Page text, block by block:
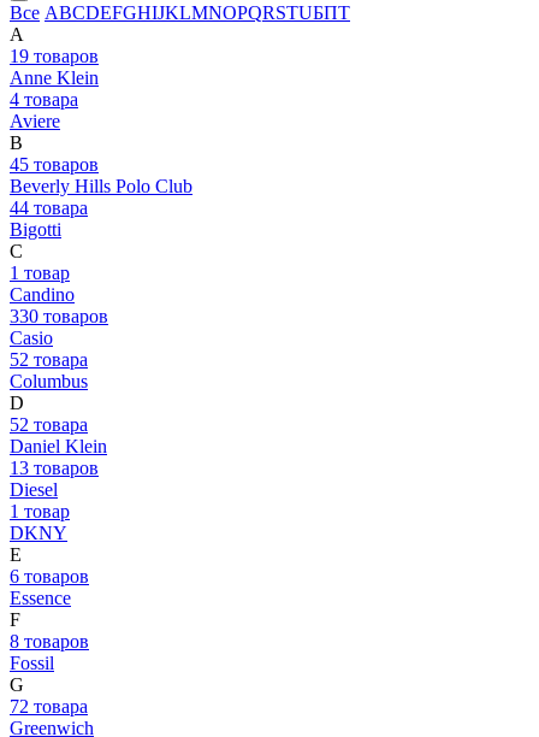
Все ABCDEFGHIJKLMNOPQRSTUБПТ
A
19 товаров
Anne Klein
4 товара
Aviere
B
45 товаров
Beverly Hills Polo Club
44 товара
Bigotti
C
1 товар
Candino
330 товаров
Casio
52 товара
Columbus
D
52 товара
Daniel Klein
13 товаров
Diesel
1 товар
DKNY
E
6 товаров
Essence
F
8 товаров
Fossil
G
72 товара
Greenwich